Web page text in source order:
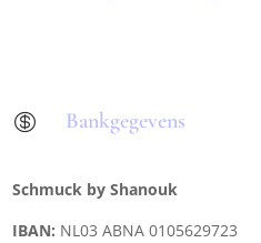
 Bankgegevens
Schmuck by Shanouk
IBAN: NL03 ABNA 0105629723